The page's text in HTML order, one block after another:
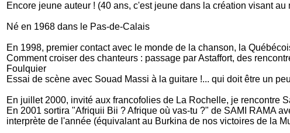
Encore jeune auteur ! (40 ans, c'est jeune dans la création visant au
Né en 1968 dans le Pas-de-Calais
En 1998, premier contact avec le monde de la chanson, la
Comment croiser des chanteurs : passage par Astaffort, des
Foulquier
Essai de scène avec Souad Massi à la guitare !... qui doit être un
En juillet 2000, invité aux francofolies de La Rochelle, je rencontre
En 2001 sortira "Afriquii Bii ? Afrique où vas-tu ?" de SAMI RAMA
interprète de l'année (équivalant au Burkina de nos victoires de la